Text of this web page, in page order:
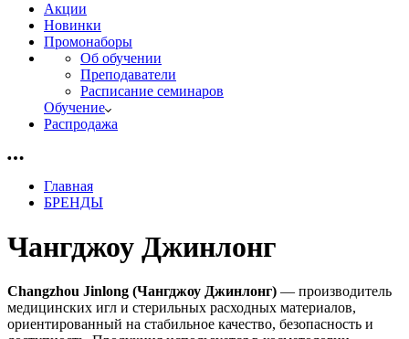
Акции
Новинки
Промонаборы
Об обучении
Преподаватели
Расписание семинаров
Обучение
Распродажа
Главная
БРЕНДЫ
Чангджоу Джинлонг
Changzhou Jinlong (Чангджоу Джинлонг) — производитель
медицинских игл и стерильных расходных материалов,
ориентированный на стабильное качество, безопасность и